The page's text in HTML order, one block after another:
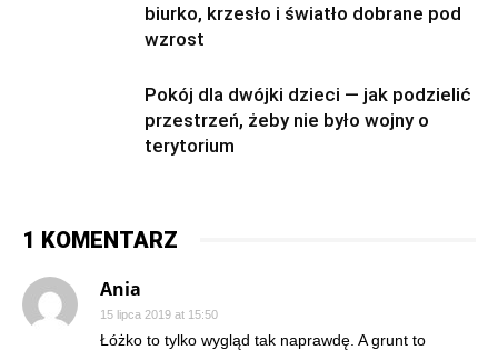
biurko, krzesło i światło dobrane pod
wzrost
Pokój dla dwójki dzieci — jak podzielić
przestrzeń, żeby nie było wojny o
terytorium
1 KOMENTARZ
Ania
15 lipca 2019 at 15:50
Łóżko to tylko wygląd tak naprawdę. A grunt to